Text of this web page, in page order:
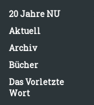
20 Jahre NU
Aktuell
Archiv
Bücher
Das Vorletzte
Wort